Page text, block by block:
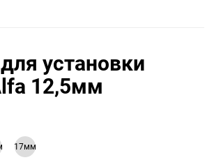
установки
12,5мм
17мм